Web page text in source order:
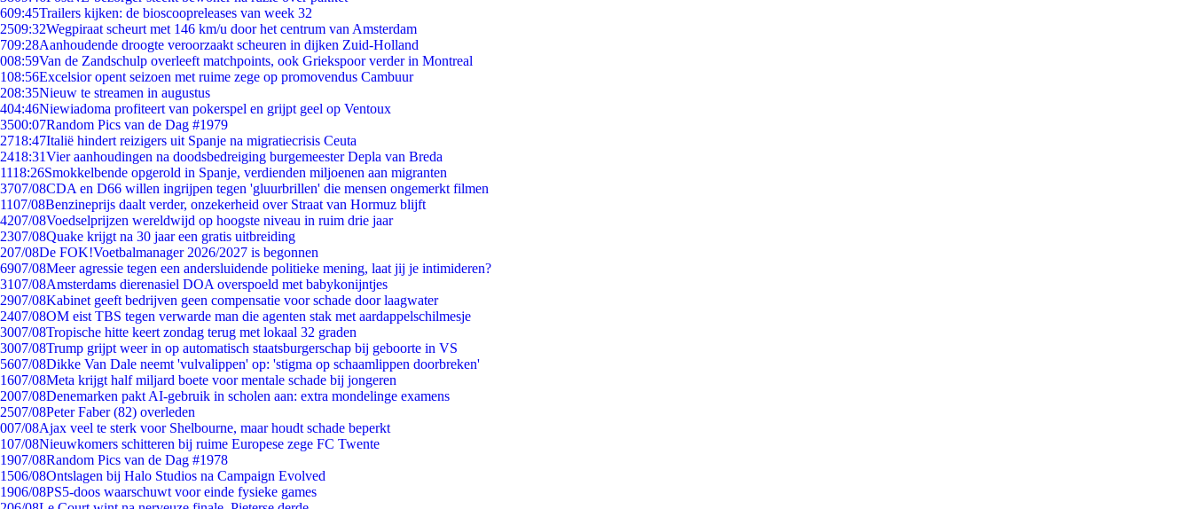
609:45Trailers kijken: de bioscoopreleases van week 32
2509:32Wegpiraat scheurt met 146 km/u door het centrum van Amsterdam
709:28Aanhoudende droogte veroorzaakt scheuren in dijken Zuid-Holland
008:59Van de Zandschulp overleeft matchpoints, ook Griekspoor verder in Montreal
108:56Excelsior opent seizoen met ruime zege op promovendus Cambuur
208:35Nieuw te streamen in augustus
404:46Niewiadoma profiteert van pokerspel en grijpt geel op Ventoux
3500:07Random Pics van de Dag #1979
2718:47Italië hindert reizigers uit Spanje na migratiecrisis Ceuta
2418:31Vier aanhoudingen na doodsbedreiging burgemeester Depla van Breda
1118:26Smokkelbende opgerold in Spanje, verdienden miljoenen aan migranten
3707/08CDA en D66 willen ingrijpen tegen 'gluurbrillen' die mensen ongemerkt filmen
1107/08Benzineprijs daalt verder, onzekerheid over Straat van Hormuz blijft
4207/08Voedselprijzen wereldwijd op hoogste niveau in ruim drie jaar
2307/08Quake krijgt na 30 jaar een gratis uitbreiding
207/08De FOK!Voetbalmanager 2026/2027 is begonnen
6907/08Meer agressie tegen een andersluidende politieke mening, laat jij je intimideren?
3107/08Amsterdams dierenasiel DOA overspoeld met babykonijntjes
2907/08Kabinet geeft bedrijven geen compensatie voor schade door laagwater
2407/08OM eist TBS tegen verwarde man die agenten stak met aardappelschilmesje
3007/08Tropische hitte keert zondag terug met lokaal 32 graden
3007/08Trump grijpt weer in op automatisch staatsburgerschap bij geboorte in VS
5607/08Dikke Van Dale neemt 'vulvalippen' op: 'stigma op schaamlippen doorbreken'
1607/08Meta krijgt half miljard boete voor mentale schade bij jongeren
2007/08Denemarken pakt AI-gebruik in scholen aan: extra mondelinge examens
2507/08Peter Faber (82) overleden
007/08Ajax veel te sterk voor Shelbourne, maar houdt schade beperkt
107/08Nieuwkomers schitteren bij ruime Europese zege FC Twente
1907/08Random Pics van de Dag #1978
1506/08Ontslagen bij Halo Studios na Campaign Evolved
1906/08PS5-doos waarschuwt voor einde fysieke games